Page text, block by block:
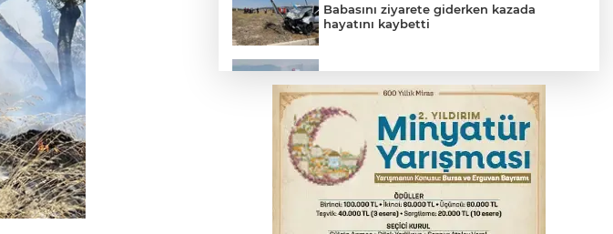
Babasını ziyarete giderken kazada
hayatını kaybetti
karadan müdahale başlatıldı
Beyaz Saray ile Taylor Swift arasında telif
savaşı
Bursa'da Mustafa Keser'den müzik ve